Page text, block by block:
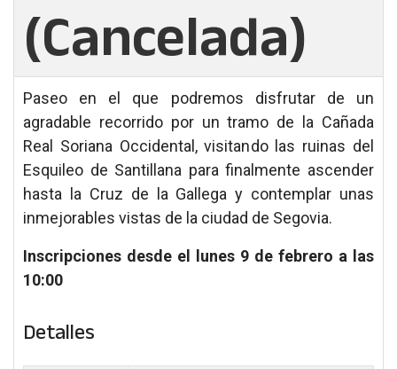
(Cancelada)
Paseo en el que podremos disfrutar de un
agradable recorrido por un tramo de la Cañada
Real Soriana Occidental, visitando las ruinas del
Esquileo de Santillana para finalmente ascender
hasta la Cruz de la Gallega y contemplar unas
inmejorables vistas de la ciudad de Segovia.
Inscripciones desde el lunes 9 de febrero a las
10:00
Detalles